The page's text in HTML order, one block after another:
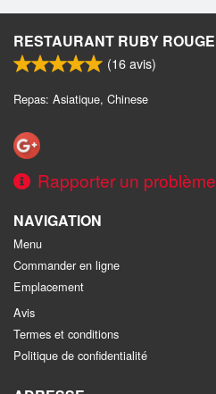
RESTAURANT RUBY ROUGE
(16avis)
Repas: Asiatique, Chinese
Rapporter un problème
NAVIGATION
Menu
Commander en ligne
Emplacement
Avis
Termes et conditions
Politique de confidentialité